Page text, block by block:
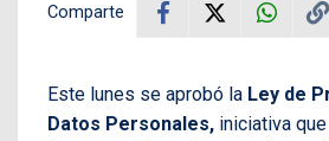
Comparte
Este lunes se aprobó la Ley de
Datos Personales, iniciativa